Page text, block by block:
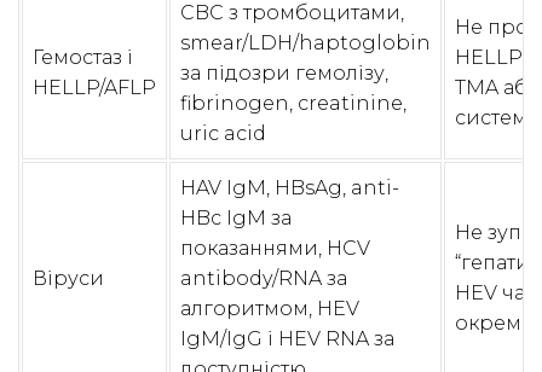
Гемостаз і
HELLP/AFLP
CBC з тромбоцитами,
smear/LDH/haptoglobin
за підозри гемолізу,
fibrinogen, creatinine,
uric acid
Не
HELLP,
TMA
Віруси
HAV IgM, HBsAg, anti-
HBc IgM за
показаннями, HCV
antibody/RNA за
алгоритмом, HEV
IgM/IgG і HEV RNA за
Не
HEV